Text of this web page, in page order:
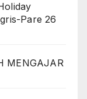
Pare 26
MENGAJAR